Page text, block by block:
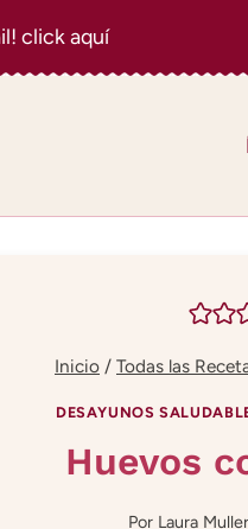
click aquí
Inicio / Todas las
DESAYUNOS
Huevos
Por Laura Muller